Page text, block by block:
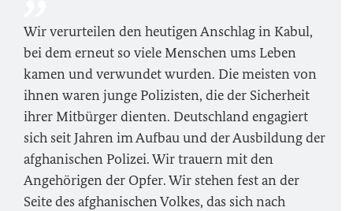
Wir verurteilen den heutigen Anschlag in Kabul,
bei dem erneut so viele Menschen ums Leben
kamen und verwundet wurden. Die meisten von
ihnen waren junge Polizisten, die der Sicherheit
ihrer Mitbürger dienten. Deutschland engagiert
sich seit Jahren im Aufbau und der Ausbildung der
afghanischen Polizei. Wir trauern mit den
Angehörigen der Opfer. Wir stehen fest an der
Seite des afghanischen Volkes, das sich nach